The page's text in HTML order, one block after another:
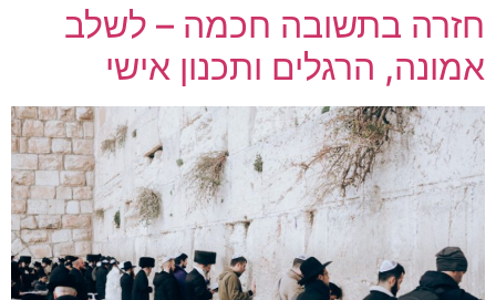
חזרה בתשובה חכמה – לשלב
אמונה, הרגלים ותכנון אישי